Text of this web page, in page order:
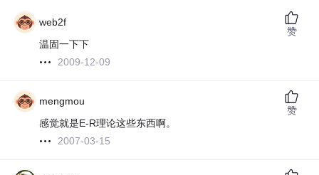
web2f
温固一下下
2009-12-09
赞
mengmou
感觉就是E-R理论这些东西啊。
2007-03-15
赞